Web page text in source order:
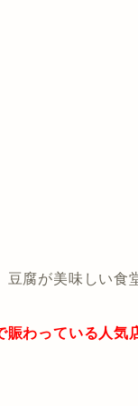
豆腐が美味しい食
賑わっている人気